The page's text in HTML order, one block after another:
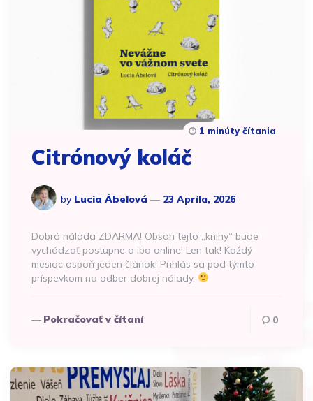
Citrónový koláč
by Lucia Ábelová 23 Apríla, 2026
1 minúty čítania
Dobrá nálada ZDARMA! Obsah tejto „knihy“ bude
vychádzať postupne a iba online! Len tak! Každý
mesiac aspoň jeden článok! Prihlás sa pod týmto
príspevkom na odber dobrej nálady.
Pokračovať v čítaní 0